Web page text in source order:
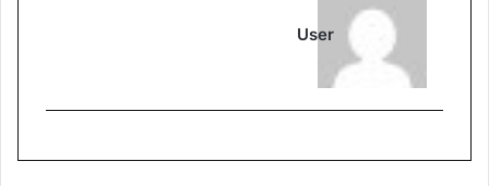
User